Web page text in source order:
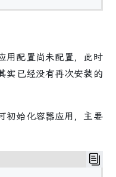
配置尚未配置，此时
实已经没有再次安装的
始化容器应用，主要